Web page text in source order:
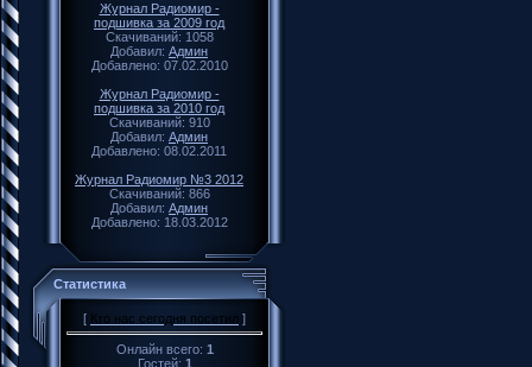
Журнал Радиомир -
подшивка за 2009 год
Скачиваний: 1058
Добавил: Админ
Добавлено: 07.02.2010
Журнал Радиомир -
подшивка за 2010 год
Скачиваний: 910
Добавил: Админ
Добавлено: 08.02.2011
Журнал Радиомир №3 2012
Скачиваний: 866
Добавил: Админ
Добавлено: 18.03.2012
Статистика
[ Кто нас сегодня посетил ]
Онлайн всего: 1
Гостей: 1